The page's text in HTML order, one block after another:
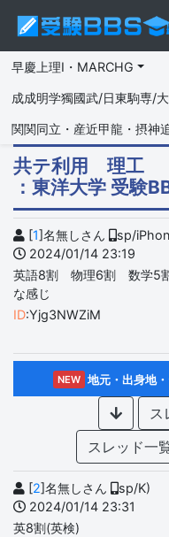
早慶上理I・MARCHG
成成明学獨國武/日東駒専/
関関同立・産近甲龍・摂神
共テ利用 理工
：東洋大学 受験
[1]名無しさん
sp/
2024/01/14 23:19
英語8割 物理6割 数学5割
な感じ
ID:Yjg3NWZiM
NEW 地元・出身地
ス
スレッド一
[2]名無しさん
sp/K)
2024/01/14 23:31
英8割(英検)